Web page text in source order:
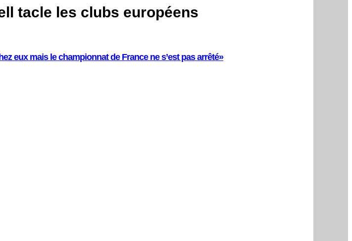
tacle les clubs européens
eux mais le cham­pionnat de France ne s’est pas arrêté»